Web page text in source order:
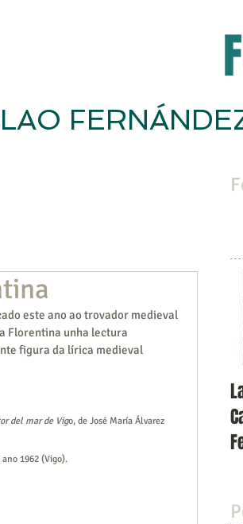
este ano ao trovador medieval
Florentina unha lectura
figura da lírica medieval
del mar de Vigo, de José María Álvarez
1962 (Vigo).
F